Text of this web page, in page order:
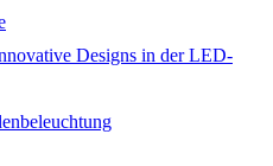
Designs in der LED-